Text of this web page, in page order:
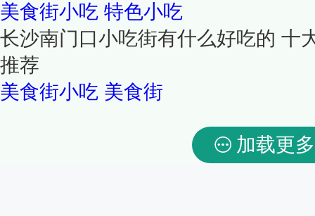
美食街小吃 特色小吃
长沙南门口小吃街有什么好吃的 十
推荐
美食街小吃 美食街
加载更多